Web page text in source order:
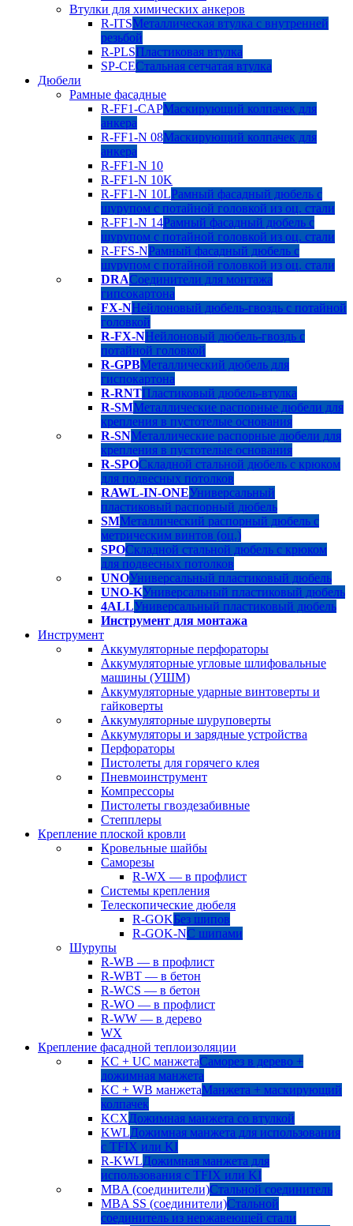
Втулки для химических анкеров
R-ITSМеталлическая втулка с внутренней
резьбой
R-PLSПластиковая втулка
SP-CEСтальная сетчатая втулка
Дюбели
Рамные фасадные
R-FF1-CAPМаскирующий колпачек для
анкера
R-FF1-N 08Маскирующий колпачек для
анкера
R-FF1-N 10
R-FF1-N 10K
R-FF1-N 10LРамный фасадный дюбель с
шурупом с потайной головкой из оц. стали
R-FF1-N 14Рамный фасадный дюбель с
шурупом с потайной головкой из оц. стали
R-FFS-NРамный фасадный дюбель с
шурупом с потайной головкой из оц. стали
DRAСоединители для монтажа
гипсокартона
FX-NНейлоновый дюбель-гвоздь с потайной
головкой
R-FX-NНейлоновый дюбель-гвоздь с
потайной головкой
R-GPBМеталлический дюбель для
гиспокартона
R-RNTПластиковый дюбель-втулка
R-SMМеталлические распорные дюбели для
крепления в пустотелые основания
R-SNМеталлические распорные дюбели для
крепления в пустотелые основания
R-SPOСкладной стальной дюбель с крюком
для подвесных потолков
RAWL-IN-ONEУниверсальный
пластиковый распорный дюбель
SMМеталлический распорный дюбель с
метрическим винтов (оц.)
SPOСкладной стальной дюбель с крюком
для подвесных потолков
UNOУниверсальный пластиковый дюбель
UNO-KУниверсальный пластиковый дюбель
4ALLУниверсальный пластиковый дюбель
Инструмент для монтажа
Инструмент
Аккумуляторные перфораторы
Аккумуляторные угловые шлифовальные
машины (УШМ)
Аккумуляторные ударные винтоверты и
гайковерты
Аккумуляторные шуруповерты
Аккумуляторы и зарядные устройства
Перфораторы
Пистолеты для горячего клея
Пневмоинструмент
Компрессоры
Пистолеты гвоздезабивные
Степплеры
Крепление плоской кровли
Кровельные шайбы
Саморезы
R-WX — в профлист
Системы крепления
Телескопические дюбеля
R-GOKБез шипов
R-GOK-NС шипами
Шурупы
R-WB — в профлист
R-WBT — в бетон
R-WCS — в бетон
R-WO — в профлист
R-WW — в дерево
WX
Крепление фасадной теплоизоляции
KC + UC манжетаСаморез в дерево +
дожимная манжета
KC + WB манжетаМанжета + маскирующий
колпачек
KCXДожимная манжета со втулкой
KWLДожимная манжета для использования
с TFIX или KI
R-KWLДожимная манжета для
использования с TFIX или KI
MBA (соединители)Стальной соединитель
MBA SS (соединители)Стальной
соединитель из нержавеющей стали